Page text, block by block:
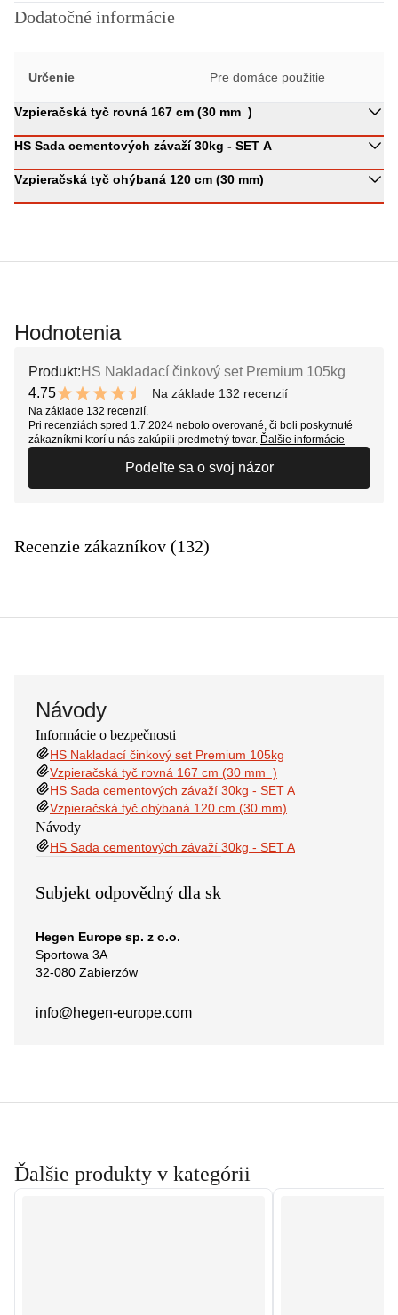
Dodatočné informácie
Určenie Pre domáce použitie
Vzpieračská tyč rovná 167 cm (30 mm )
HS Sada cementových závaží 30kg - SET A
Vzpieračská tyč ohýbaná 120 cm (30 mm)
Hodnotenia
Produkt: HS Nakladací činkový set Premium 105kg
4.75
9.5 out of 10 stars
Na základe 132 recenzií
Na základe 132 recenzií.
Pri recenziách spred 1.7.2024 nebolo overované, či boli poskytnuté
zákazníkmi ktorí u nás zakúpili predmetný tovar. Ďalšie informácie
Podeľte sa o svoj názor
Recenzie zákazníkov (132)
Návody
Informácie o bezpečnosti
HS Nakladací činkový set Premium 105kg
Vzpieračská tyč rovná 167 cm (30 mm )
HS Sada cementových závaží 30kg - SET A
Vzpieračská tyč ohýbaná 120 cm (30 mm)
Návody
HS Sada cementových závaží 30kg - SET A
Subjekt odpovědný dla sk
Hegen Europe sp. z o.o.
Sportowa 3A
32-080 Zabierzów
info@hegen-europe.com
Ďalšie produkty v kategórii